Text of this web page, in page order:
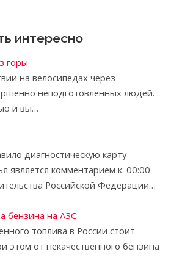
интересно
горы
на велосипедах через
неподготовленных людей.
и вы…
диагностическую карту
является комментарием к: 00:00
Российской Федерации…
бензина на АЗС
топлива в Рос­сии стоит
этом от нека­чественного бензина